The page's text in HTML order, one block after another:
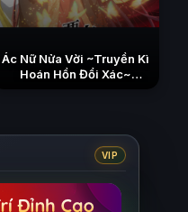
Ác Nữ Nửa Vời ~Truyền Kì
Hoán Hồn Đổi Xác~